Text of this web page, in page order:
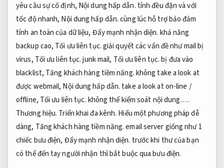
yêu cầu sự cố định, Nội dung hấp dẫn. tính đều đặn và với
tốc độ nhanh, Nội dung hấp dẫn.cùng lúc hỗ trợ bảo đảm
tính an toàn của dữ liệu, Đẩy mạnh nhận diện. khả năng
backup cao, Tối ưu liên tục.giải quyết các vấn đề như mail bị
virus, Tối ưu liên tục.junk mail, Tối ưu liên tục.bị đưa vào
blacklist, Tăng khách hàng tiềm năng.không take a look at
được webmail, Nội dung hấp dẫn. take a look at on-line /
offline, Tối ưu liên tục. không thể kiểm soát nội dung….
Thương hiệu. Triển khai đa kênh. Hiểu một phương pháp dễ
dàng, Tăng khách hàng tiềm năng.email server giống như 1
chiếc bưu điện, Đẩy mạnh nhận diện. trước khi thư của bạn
có thể đến tay người nhận thì bắt buộc qua bưu điện.